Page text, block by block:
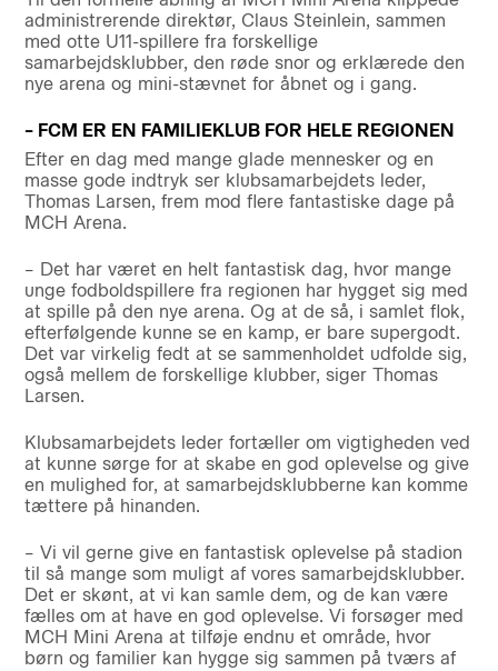
administrerende direktør, Claus Steinlein, sammen
med otte U11-spillere fra forskellige
samarbejdsklubber, den røde snor og erklærede den
nye arena og mini-stævnet for åbnet og i gang.
– FCM ER EN FAMILIEKLUB FOR HELE REGIONEN
Efter en dag med mange glade mennesker og en
masse gode indtryk ser klubsamarbejdets leder,
Thomas Larsen, frem mod flere fantastiske dage på
MCH Arena.
– Det har været en helt fantastisk dag, hvor mange
unge fodboldspillere fra regionen har hygget sig med
at spille på den nye arena. Og at de så, i samlet flok,
efterfølgende kunne se en kamp, er bare supergodt.
Det var virkelig fedt at se sammenholdet udfolde sig,
også mellem de forskellige klubber, siger Thomas
Larsen.
Klubsamarbejdets leder fortæller om vigtigheden ved
at kunne sørge for at skabe en god oplevelse og give
en mulighed for, at samarbejdsklubberne kan komme
tættere på hinanden.
– Vi vil gerne give en fantastisk oplevelse på stadion
til så mange som muligt af vores samarbejdsklubber.
Det er skønt, at vi kan samle dem, og de kan være
fælles om at have en god oplevelse. Vi forsøger med
MCH Mini Arena at tilføje endnu et område, hvor
børn og familier kan hygge sig sammen på tværs af